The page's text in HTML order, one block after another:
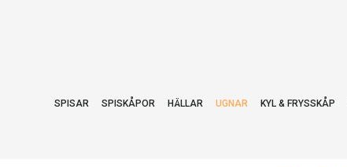
SPISAR SPISKÅPOR HÄLLAR UGNAR KYL & FRYSSKÅP